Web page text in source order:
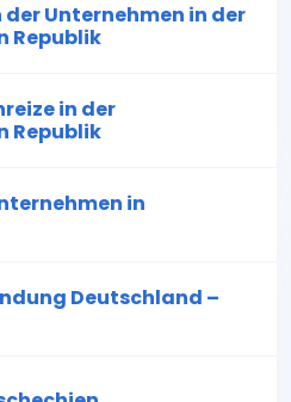
Unternehmen in der
Republik
in der
Republik
in
Deutschland –